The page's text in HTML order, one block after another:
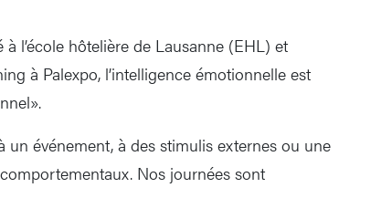
l’école hôtelière de Lausanne (EHL) et
à Palexpo, l’intelligence émotionnelle est
événement, à des stimulis externes ou une
Nos journées sont